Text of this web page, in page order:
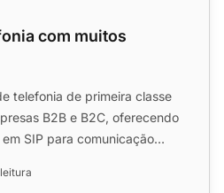
com muitos
telefonia de primeira classe
B2B e B2C, oferecendo
SIP para comunicação